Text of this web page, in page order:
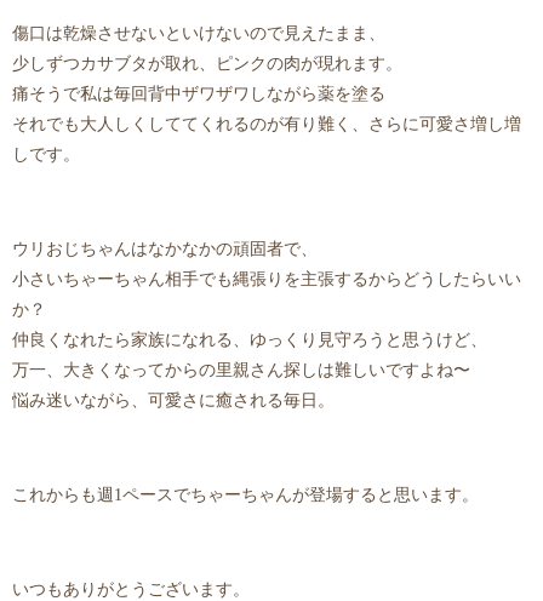
傷口は乾燥させないといけないので見えたまま、
少しずつカサブタが取れ、ピンクの肉が現れます。
痛そうで私は毎回背中ザワザワしながら薬を塗る
それでも大人しくしててくれるのが有り難く、さらに可愛さ増し増
しです。
ウリおじちゃんはなかなかの頑固者で、
小さいちゃーちゃん相手でも縄張りを主張するからどうしたらいい
か？
仲良くなれたら家族になれる、ゆっくり見守ろうと思うけど、
万一、大きくなってからの里親さん探しは難しいですよね〜
悩み迷いながら、可愛さに癒される毎日。
これからも週1ペースでちゃーちゃんが登場すると思います。
いつもありがとうございます。